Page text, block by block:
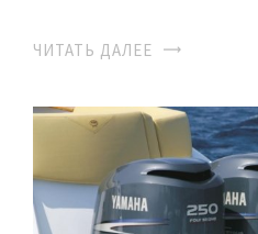
ЧИТАТЬ ДАЛЕЕ